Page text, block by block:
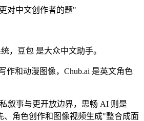
对中文创作者的题"
， 豆包 是大众中文助手。
作和动漫图像， Chub.ai 是英文角色
叙事与更开放边界， 思畅 AI 则是
、角色创作和图像视频生成"整合成面